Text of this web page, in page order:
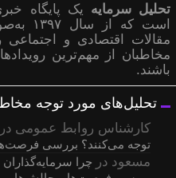
تحلیل سرمایه یک پایگاه
است
مقالات اقتصادی و اجتماعی
مخاطبان از مهم‌ترین
باشند.
تحلیل‌های مورد توجه
کارشناس روابط عمومی در
توجه می‌کنند؟ بررسی
مسعود در
چرا